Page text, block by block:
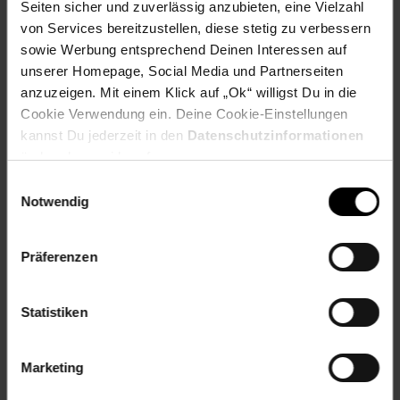
Seiten sicher und zuverlässig anzubieten, eine Vielzahl
von Services bereitzustellen, diese stetig zu verbessern
sowie Werbung entsprechend Deinen Interessen auf
unserer Homepage, Social Media und Partnerseiten
anzuzeigen. Mit einem Klick auf „Ok“ willigst Du in die
Cookie Verwendung ein. Deine Cookie-Einstellungen
kannst Du jederzeit in den Datenschutzinformationen
ändern bzw. widerrufen.
Notwendig
Präferenzen
Statistiken
Marketing
Pflegehinweis: Mit einem weichen, feuchten Tuch
abwischen und trocken nachreiben. Keine kratzenden
Gegenstände oder ätzende Chemikalien zur Reinigung
verwenden.
Tiefe (cm): 30,5 cm
Zielgruppe: Erwachsene
Artikelnummer: 2671415000
Versandinformationen
Herstellerinformationen